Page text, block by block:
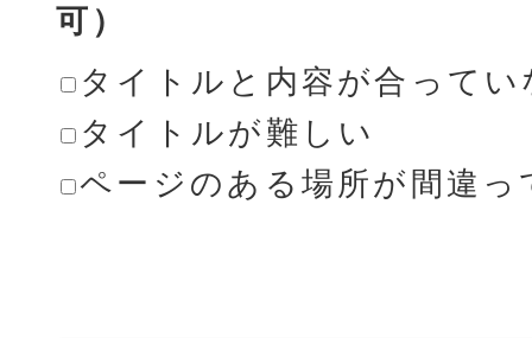
可）
タイトルと内容が合ってい
タイトルが難しい
ページのある場所が間違っ